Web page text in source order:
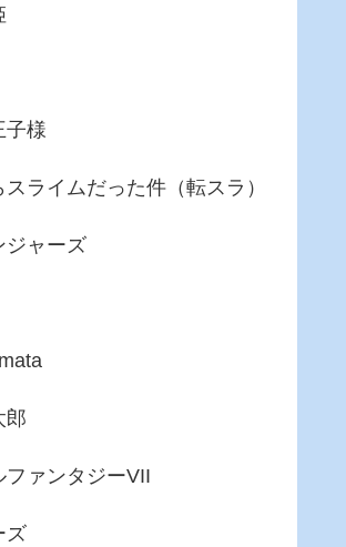
子様
ライムだった件（転スラ）
ジャーズ
郎
ファンタジーVII
ズ